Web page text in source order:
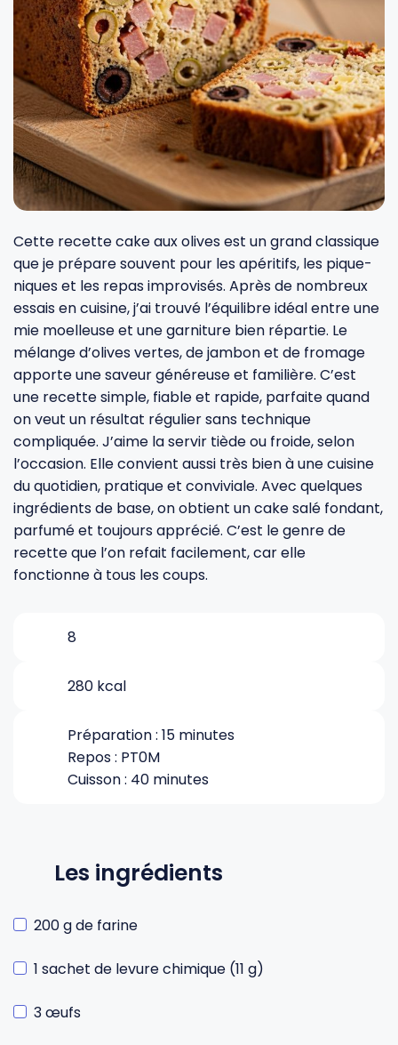
Fourches et fourchettes
Écumoires
Baguettes
Pilons
Presse-agrumes
Pinceaux
Râteaux
Rouleaux
Gourdes
Glaçons
Tires-bouchons
Couteaux à fromage
Couteaux à huîtres
Couteaux à pain
Couteaux filet de sole
Couteaux tranchelard
Éplucheurs et zesteurs
Évideurs
Couteaux de poche
Couteaux tartineurs
Aiguiseurs
Planches à découper
Plats et plaques
Moules
Cercles à tarte
Couvercles
Manches et poignées
Nogent
Opinel
De Buyer
Cristel
Tefal
SIF Unis
Pyrex
Cette recette cake aux olives est un grand classique
que je prépare souvent pour les apéritifs, les pique-
niques et les repas improvisés. Après de nombreux
essais en cuisine, j’ai trouvé l’équilibre idéal entre une
mie moelleuse et une garniture bien répartie. Le
mélange d’olives vertes, de jambon et de fromage
apporte une saveur généreuse et familière. C’est
une recette simple, fiable et rapide, parfaite quand
on veut un résultat régulier sans technique
compliquée. J’aime la servir tiède ou froide, selon
l’occasion. Elle convient aussi très bien à une cuisine
du quotidien, pratique et conviviale. Avec quelques
ingrédients de base, on obtient un cake salé fondant,
parfumé et toujours apprécié. C’est le genre de
recette que l’on refait facilement, car elle
fonctionne à tous les coups.
8
280 kcal
Préparation : 15 minutes
Repos : PT0M
Cuisson : 40 minutes
Les ingrédients
200 g de farine
1 sachet de levure chimique (11 g)
3 œufs